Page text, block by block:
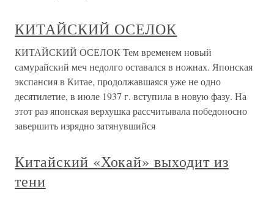
КИТАЙСКИЙ ОСЕЛОК
КИТАЙСКИЙ ОСЕЛОК Тем временем новый
самурайский меч недолго оставался в ножнах. Японская
экспансия в Китае, продолжавшаяся уже не одно
десятилетие, в июле 1937 г. вступила в новую фазу. На
этот раз японская верхушка рассчитывала победоносно
завершить изрядно затянувшийся
Китайский «Хокай» выходит из
тени